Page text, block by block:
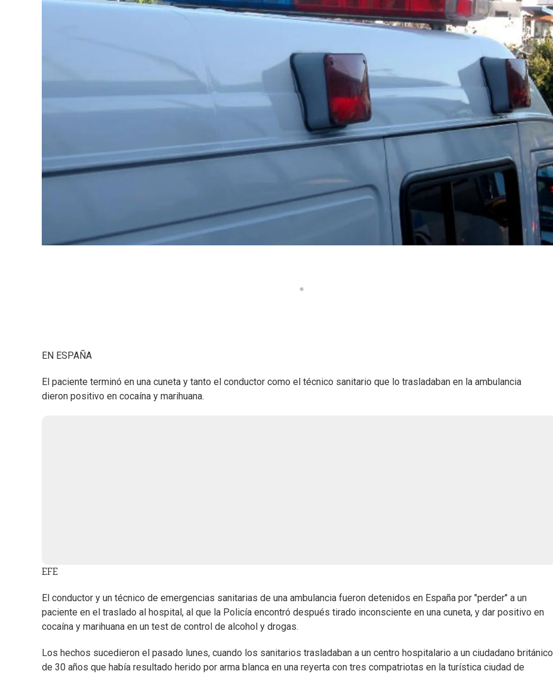
EN ESPAÑA
El paciente terminó en una cuneta y tanto el conductor como el técnico sanitario que lo trasladaban en la ambulancia
dieron positivo en cocaína y marihuana.
EFE
El conductor y un técnico de emergencias sanitarias de una ambulancia fueron detenidos en España por "perder" a un
paciente en el traslado al hospital, al que la Policía encontró después tirado inconsciente en una cuneta, y dar positivo en
cocaína y marihuana en un test de control de alcohol y drogas.
Los hechos sucedieron el pasado lunes, cuando los sanitarios trasladaban a un centro hospitalario a un ciudadano británico
de 30 años que había resultado herido por arma blanca en una reyerta con tres compatriotas en la turística ciudad de